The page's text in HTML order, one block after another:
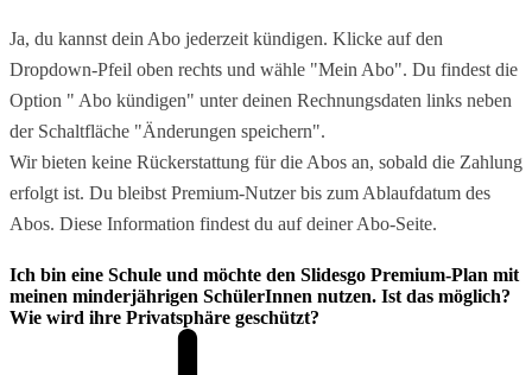
Ja, du kannst dein Abo jederzeit kündigen. Klicke auf den
Dropdown-Pfeil oben rechts und wähle "Mein Abo". Du findest die
Option " Abo kündigen" unter deinen Rechnungsdaten links neben
der Schaltfläche "Änderungen speichern".
Wir bieten keine Rückerstattung für die Abos an, sobald die Zahlung
erfolgt ist. Du bleibst Premium-Nutzer bis zum Ablaufdatum des
Abos. Diese Information findest du auf deiner Abo-Seite.
Ich bin eine Schule und möchte den Slidesgo Premium-Plan mit
meinen minderjährigen SchülerInnen nutzen. Ist das möglich?
Wie wird ihre Privatsphäre geschützt?